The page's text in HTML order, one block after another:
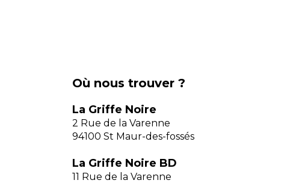
Où nous trouver ?
La Griffe Noire
2 Rue de la Varenne
94100 St Maur-des-fossés
La Griffe Noire BD
11 Rue de la Varenne